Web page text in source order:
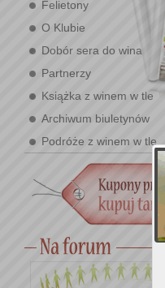
Felietony
O Klubie
Dobór sera do wina
Partnerzy
Książka z winem w tle
Archiwum biuletynów
Podróże z winem w tle